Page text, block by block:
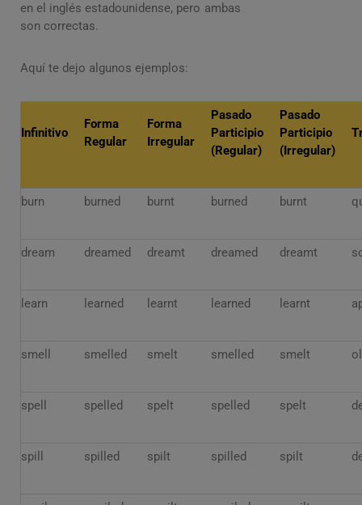
en el inglés estadounidense, pero ambas
son correctas.
Aquí te dejo algunos ejemplos:
Infinitivo
Forma
Regular
Forma
Irregular
Pasado
Participio
(Regular)
Pasado
Participio
(Irregular)
burn burned burnt burned burnt
dream dreamed dreamt dreamed dreamt
learn learned learnt learned learnt
smell smelled smelt smelled smelt
spell spelled spelt spelled spelt
spill spilled spilt spilled spilt